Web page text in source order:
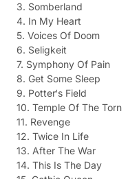
3. Somberland
4. In My Heart
5. Voices Of Doom
6. Seligkeit
7. Symphony Of Pain
8. Get Some Sleep
9. Potter‘s Field
10. Temple Of The Torn
11. Revenge
12. Twice In Life
13. After The War
14. This Is The Day